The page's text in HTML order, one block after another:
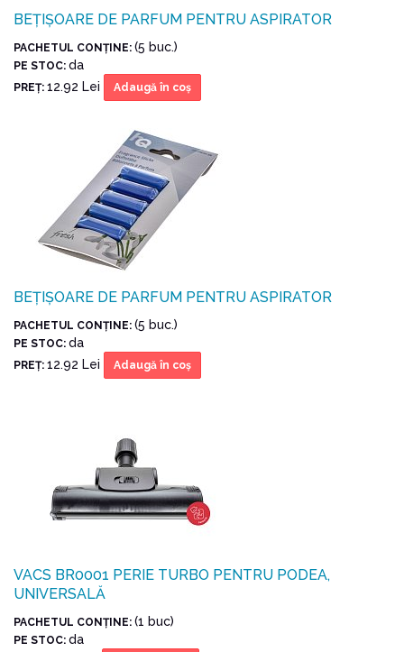
BEȚIȘOARE DE PARFUM PENTRU ASPIRATOR
PACHETUL CONŢINE: (5 buc.)
PE STOC: da
PREŢ: 12.92 Lei Adaugă în coş
BEȚIȘOARE DE PARFUM PENTRU ASPIRATOR
PACHETUL CONŢINE: (5 buc.)
PE STOC: da
PREŢ: 12.92 Lei Adaugă în coş
VACS BR0001 PERIE TURBO PENTRU PODEA,
UNIVERSALĂ
PACHETUL CONŢINE: (1 buc)
PE STOC: da